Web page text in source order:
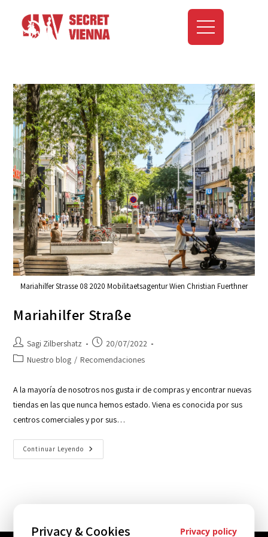
Mariahilfer Strasse 08 2020 Mobilitaetsagentur Wien Christian Fuerthner
Mariahilfer Straße
Sagi Zilbershatz
20/07/2022
Nuestro blog / Recomendaciones
A la mayoría de nosotros nos gusta ir de compras y encontrar nuevas
tiendas en las que nunca hemos estado. Viena es conocida por sus
centros comerciales y por sus…
Continuar Leyendo
Privacy & Cookies Privacy policy